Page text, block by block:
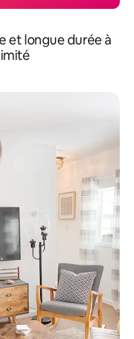
et longue durée à